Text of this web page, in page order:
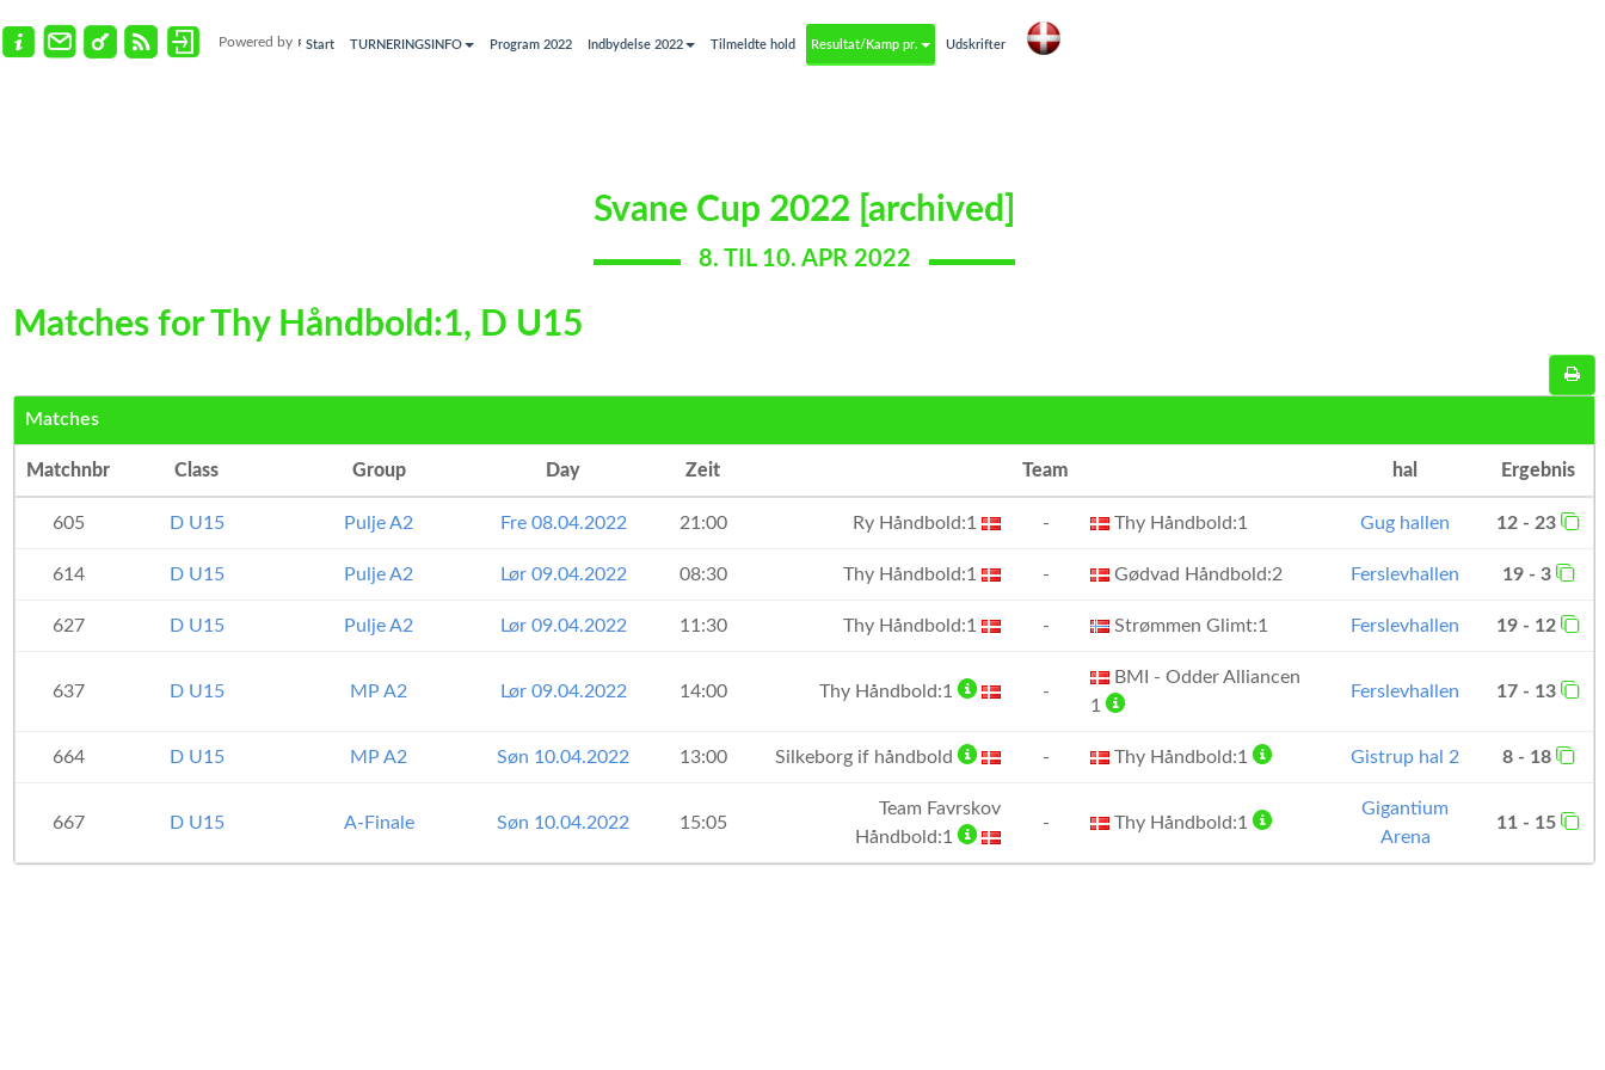
Powered by Start TURNERINGSINFO Program 2022 Indbydelse 2022 Tilmeldte hold Resultat/Kamp pr. Udskrifter
Svane Cup 2022 [archived]
8. TIL 10. APR 2022
Matches for Thy Håndbold:1, D U15
Matches
Matchnbr Class Group Day Zeit Team hal Ergebnis
605 D U15 Pulje A2 Fre 08.04.2022 21:00 Ry Håndbold:1 - Thy Håndbold:1 Gug hallen 12 - 23
614 D U15 Pulje A2 Lør 09.04.2022 08:30 Thy Håndbold:1 - Gødvad Håndbold:2 Ferslevhallen 19 - 3
627 D U15 Pulje A2 Lør 09.04.2022 11:30 Thy Håndbold:1 - Strømmen Glimt:1 Ferslevhallen 19 - 12
637 D U15 MP A2 Lør 09.04.2022 14:00 Thy Håndbold:1 -
BMI - Odder Alliancen
1
Ferslevhallen 17 - 13
664 D U15 MP A2 Søn 10.04.2022 13:00 Silkeborg if håndbold - Thy Håndbold:1 Gistrup hal 2 8 - 18
667 D U15 A-Finale Søn 10.04.2022 15:05
Team Favrskov
Håndbold:1
- Thy Håndbold:1
Gigantium
Arena
11 - 15